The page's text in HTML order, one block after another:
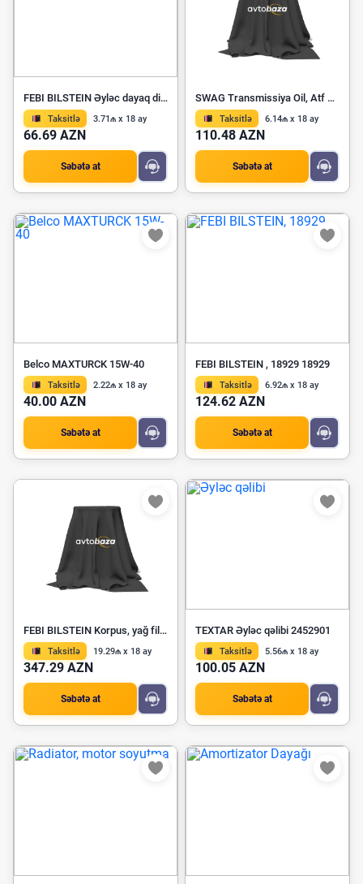
FEBI BILSTEIN Əyləc dayaq diski 08543
Taksitlə 3.71₼ x 18 ay
66.69 AZN
Səbətə at
SWAG Transmissiya Oil, Atf 30 93 8935
Taksitlə 6.14₼ x 18 ay
110.48 AZN
Səbətə at
Belco MAXTURCK 15W-40
Taksitlə 2.22₼ x 18 ay
40.00 AZN
Səbətə at
FEBI BILSTEIN , 18929 18929
Taksitlə 6.92₼ x 18 ay
124.62 AZN
Səbətə at
FEBI BILSTEIN Korpus, yağ filteri 172318
Taksitlə 19.29₼ x 18 ay
347.29 AZN
Səbətə at
TEXTAR Əyləc qəlibi 2452901
Taksitlə 5.56₼ x 18 ay
100.05 AZN
Səbətə at